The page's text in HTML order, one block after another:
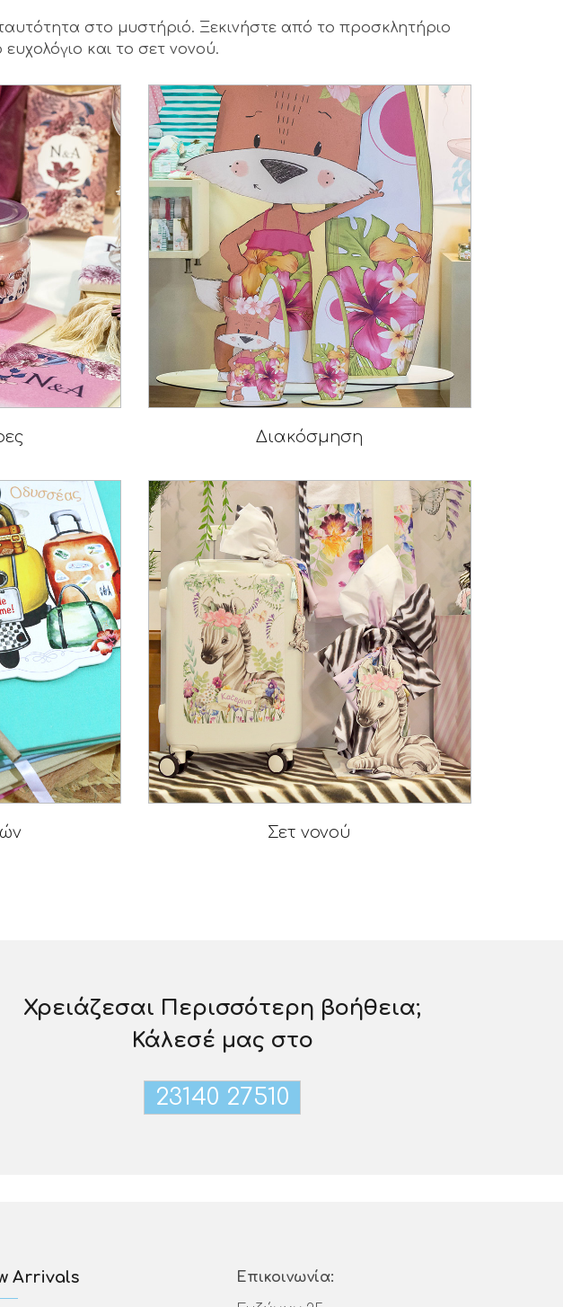
στο μυστήριό. Ξεκινήστε από το προσκλητήριο
και το σετ νονού.
Διακόσμηση
Σετ νονού
Χρειάζεσαι Περισσότερη βοήθεια;
Κάλεσέ μας στο
23140 27510
Arrivals
Επικοινωνία: